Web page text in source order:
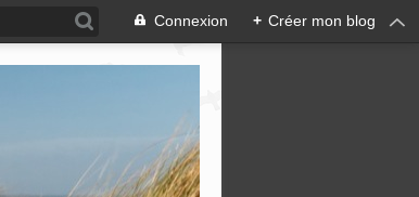
Connexion + Créer mon blog